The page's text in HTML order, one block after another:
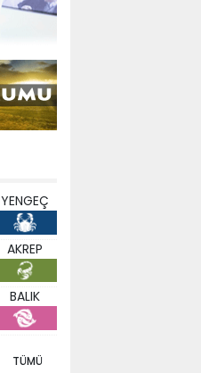
YENGEÇ
AKREP
BALIK
TÜMÜ